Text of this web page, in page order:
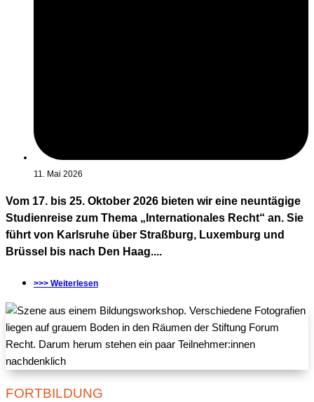
11. Mai 2026
Vom 17. bis 25. Oktober 2026 bieten wir eine neuntägige
Studienreise zum Thema „Internationales Recht“ an. Sie
führt von Karlsruhe über Straßburg, Luxemburg und
Brüssel bis nach Den Haag....
>>> Weiterlesen
FORTBILDUNG